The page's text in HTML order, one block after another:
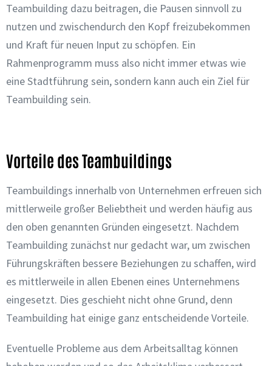
Teambuilding dazu beitragen, die Pausen sinnvoll zu
nutzen und zwischendurch den Kopf freizubekommen
und Kraft für neuen Input zu schöpfen. Ein
Rahmenprogramm muss also nicht immer etwas wie
eine Stadtführung sein, sondern kann auch ein Ziel für
Teambuilding sein.
Vorteile des Teambuildings
Teambuildings innerhalb von Unternehmen erfreuen sich
mittlerweile großer Beliebtheit und werden häufig aus
den oben genannten Gründen eingesetzt. Nachdem
Teambuilding zunächst nur gedacht war, um zwischen
Führungskräften bessere Beziehungen zu schaffen, wird
es mittlerweile in allen Ebenen eines Unternehmens
eingesetzt. Dies geschieht nicht ohne Grund, denn
Teambuilding hat einige ganz entscheidende Vorteile.
Eventuelle Probleme aus dem Arbeitsalltag können